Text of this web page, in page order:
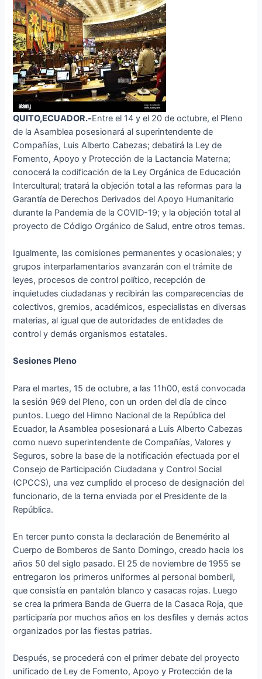
QUITO,ECUADOR.-Entre el 14 y el 20 de octubre, el Pleno
de la Asamblea posesionará al superintendente de
Compañías, Luis Alberto Cabezas; debatirá la Ley de
Fomento, Apoyo y Protección de la Lactancia Materna;
conocerá la codificación de la Ley Orgánica de Educación
Intercultural; tratará la objeción total a las reformas para la
Garantía de Derechos Derivados del Apoyo Humanitario
durante la Pandemia de la COVID-19; y la objeción total al
proyecto de Código Orgánico de Salud, entre otros temas.
Igualmente, las comisiones permanentes y ocasionales; y
grupos interparlamentarios avanzarán con el trámite de
leyes, procesos de control político, recepción de
inquietudes ciudadanas y recibirán las comparecencias de
colectivos, gremios, académicos, especialistas en diversas
materias, al igual que de autoridades de entidades de
control y demás organismos estatales.
Sesiones Pleno
Para el martes, 15 de octubre, a las 11h00, está convocada
la sesión 969 del Pleno, con un orden del día de cinco
puntos. Luego del Himno Nacional de la República del
Ecuador, la Asamblea posesionará a Luis Alberto Cabezas
como nuevo superintendente de Compañías, Valores y
Seguros, sobre la base de la notificación efectuada por el
Consejo de Participación Ciudadana y Control Social
(CPCCS), una vez cumplido el proceso de designación del
funcionario, de la terna enviada por el Presidente de la
República.
En tercer punto consta la declaración de Benemérito al
Cuerpo de Bomberos de Santo Domingo, creado hacia los
años 50 del siglo pasado. El 25 de noviembre de 1955 se
entregaron los primeros uniformes al personal bomberil,
que consistía en pantalón blanco y casacas rojas. Luego
se crea la primera Banda de Guerra de la Casaca Roja, que
participaría por muchos años en los desfiles y demás actos
organizados por las fiestas patrias.
Después, se procederá con el primer debate del proyecto
unificado de Ley de Fomento, Apoyo y Protección de la